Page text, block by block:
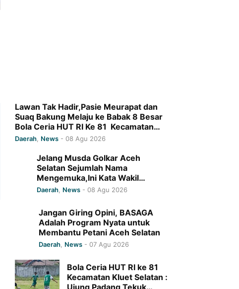
Lawan Tak Hadir,Pasie Meurapat dan
Suaq Bakung Melaju ke Babak 8 Besar
Bola Ceria HUT RI Ke 81 Kecamatan
Kluet Selatan Tahun 2026
Daerah News - 08 Agu 2026
Jelang Musda Golkar Aceh
Selatan Sejumlah Nama
Mengemuka,Ini Kata Wakil
Sekretaris DPD I Golkar Aceh
Daerah, News- 08 Agu 2026
Jangan Giring Opini, BASAGA
Adalah Program Nyata untuk
Membantu Petani Aceh Selatan
Daerah News -07 Agu 2026
Bola Ceria HUT RI ke 81
Kecamatan Kluet Selatan :
Ujung Padang Tekuk